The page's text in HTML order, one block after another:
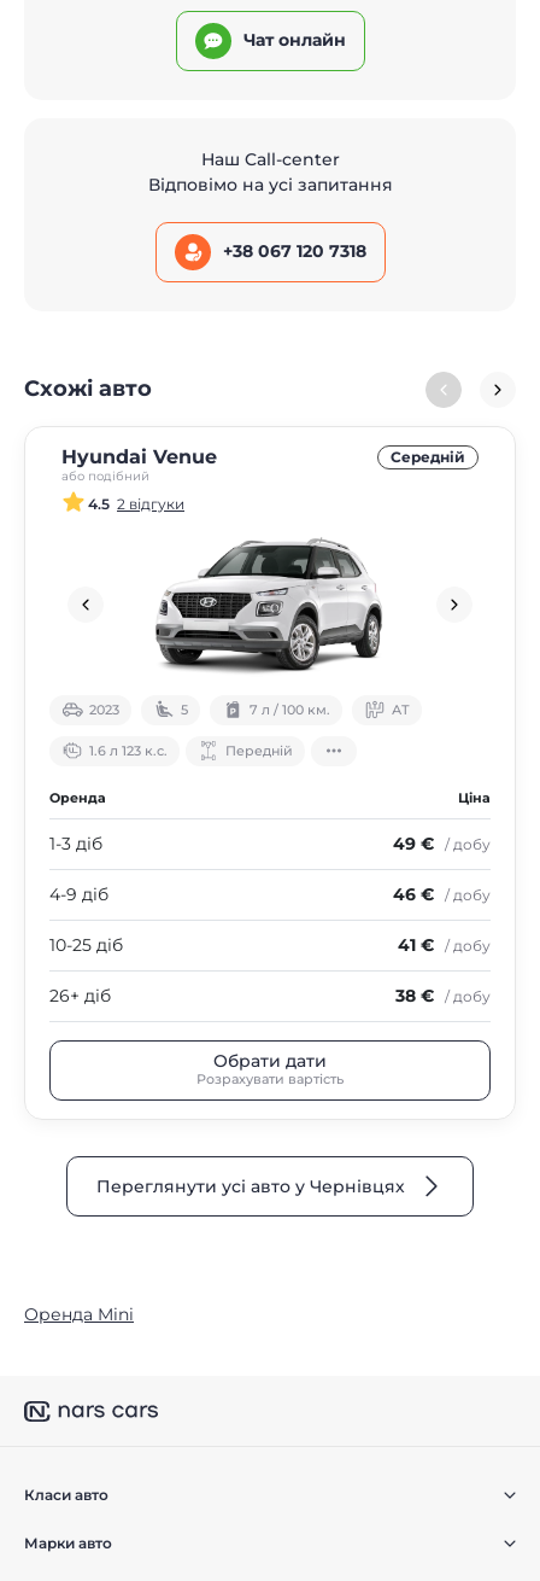
Чат онлайн
Наш Call-center
Відповімо на усі запитання
+38 067 120 7318
Схожі авто
Hyundai Venue
або подібний
Середнiй
4.5 2 відгуки
2023 5 7 л / 100 км. АТ
1.6 л 123 к.с. Передній
Оренда Ціна
1-3 діб 49 € / добу
4-9 діб 46 € / добу
10-25 діб 41 € / добу
26+ діб 38 € / добу
Обрати дати
Розрахувати вартість
Переглянути усі авто у Чернівцях
Оренда Mini
Класи авто
Марки авто